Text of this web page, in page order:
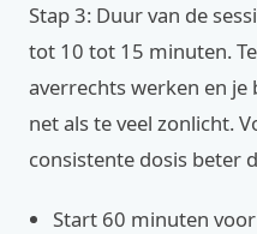
Stap 3: Duur van de
tot 10 tot 15 minuten.
averrechts werken en
net als te veel zonlicht.
consistente dosis beter
Start 60 minuten